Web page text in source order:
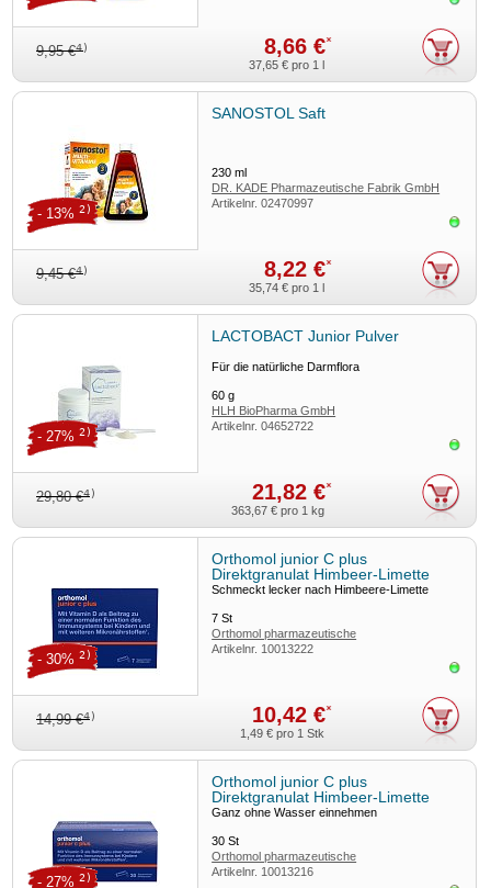
9,95 €4) 8,66 €*
37,65 € pro 1 l
SANOSTOL Saft
230ml
DR. KADE Pharmazeutische Fabrik GmbH
Artikelnr.02470997
9,45 €4) 8,22 €*
- 13% 2)
35,74 € pro 1 l
LACTOBACT Junior Pulver
Für die natürliche Darmflora
60g
HLH BioPharma GmbH
Artikelnr.04652722
29,80 €4) 21,82 €*
- 27% 2)
363,67 € pro 1 kg
Orthomol junior C plus
Direktgranulat Himbeer-Limette
7er-Packung
Schmeckt lecker nach Himbeere-Limette
7St
Orthomol pharmazeutische
Artikelnr. 10013222
14,99 €4) 10,42 €*
- 30% 2)
1,49 € pro 1 Stk
Orthomol junior C plus
Direktgranulat Himbeer-Limette
30er-Packung
Ganz ohne Wasser einnehmen
30St
Orthomol pharmazeutische
Artikelnr. 10013216
- 27% 2)